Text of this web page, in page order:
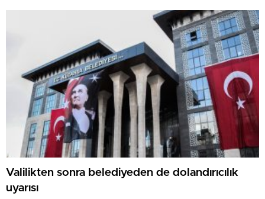
Valilikten sonra belediyeden de dolandırıcılık
uyarısı